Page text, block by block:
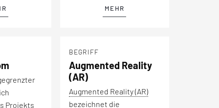
MEHR
Projekts
BEGRIFF
Augmented Reality
(AR)
Augmented Reality (AR)
bezeichnet die